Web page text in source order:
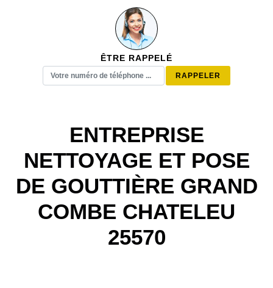
ÊTRE RAPPELÉ
ENTREPRISE
NETTOYAGE ET POSE
DE GOUTTIÈRE GRAND
COMBE CHATELEU
25570